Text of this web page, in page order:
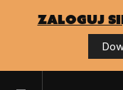
zaloguj